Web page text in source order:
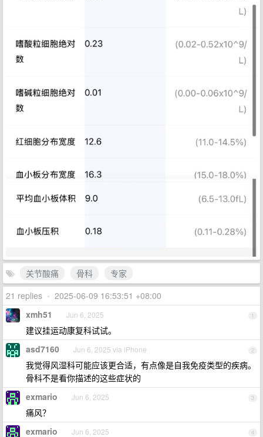
关节酸痛 骨科
专家
21 replies • 2025-06-09 16:53:51 +08:00
1
xmh51 Jun 6, 2025
建议挂运动康复科试试。
2
asd7160 Jun 6, 2025 via iPhone
我觉得风湿科可能应该更合适，有点像是自我免疫类型的疾病。
骨科不是看你描述的这些症状的
3
exmario Jun 6, 2025
痛风？
4
exmario Jun 6, 2025